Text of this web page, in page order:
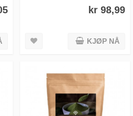
kr 98,99
KJØP NÅ